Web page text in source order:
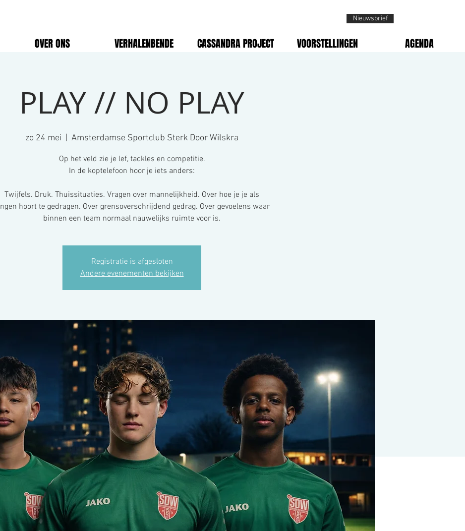
Nieuwsbrief
OVER ONS VERHALENBENDE CASSANDRA PROJECT VOORSTELLINGEN AGENDA
PLAY // NO PLAY
zo 24 mei Amsterdamse Sportclub Sterk Door Wilskra
Op het veld zie je lef, tackles en competitie.
In de koptelefoon hoor je iets anders:
Twijfels. Druk. Thuissituaties. Vragen over mannelijkheid. Over hoe je je als
hoort te gedragen. Over grensoverschrijdend gedrag. Over gevoelens waar
binnen een team normaal nauwelijks ruimte voor is.
Registratie is afgesloten
Andere evenementen bekijken